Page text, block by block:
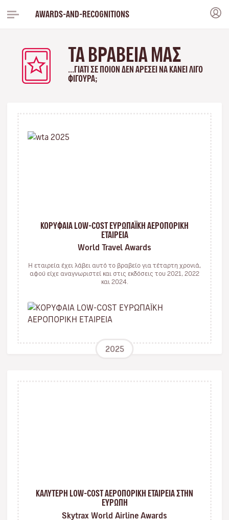
AWARDS-AND-RECOGNITIONS
ΤΑ ΒΡΑΒΕΊΑ ΜΑΣ
...ΓΙΑΤΊ ΣΕ ΠΟΙΟΝ ΔΕΝ ΑΡΈΣΕΙ ΝΑ ΚΆΝΕΙ ΛΊΓΟ
ΦΙΓΟΎΡΑ;
ΚΟΡΥΦΑΙΑ LOW-COST ΕΥΡΩΠΑΪΚΗ ΑΕΡΟΠΟΡΙΚΗ
ΕΤΑΙΡΕΙΑ
World Travel Awards
Η εταιρεία έχει λάβει αυτό το βραβείο για τέταρτη χρονιά,
αφού είχε αναγνωριστεί και στις εκδόσεις του 2021, 2022
και 2024.
2025
ΚΑΛΥΤΕΡΗ LOW-COST ΑΕΡΟΠΟΡΙΚΗ ΕΤΑΙΡΕΙΑ ΣΤΗΝ
ΕΥΡΩΠΗ
Skytrax World Airline Awards